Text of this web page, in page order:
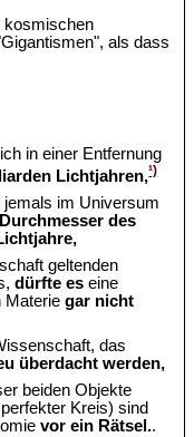
kosmischen
als dass
in einer Entfernung
Lichtjahren,¹)
im Universum
Durchmesser des
geltenden
dürfte eseine
Materiegar nicht
das
überdacht werden,
beiden Objekte
Kreis) sind
vor ein Rätsel..